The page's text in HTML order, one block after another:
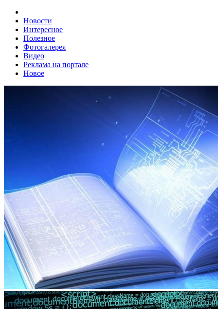
Новости
Интересное
Полезное
Фотогалерея
Видео
Реклама на портале
Новое